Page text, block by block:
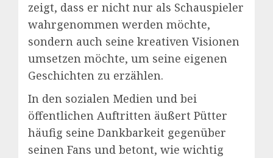
zeigt, dass er nicht nur als Schauspieler
wahrgenommen werden möchte,
sondern auch seine kreativen Visionen
umsetzen möchte, um seine eigenen
Geschichten zu erzählen.
In den sozialen Medien und bei
öffentlichen Auftritten äußert Pütter
häufig seine Dankbarkeit gegenüber
seinen Fans und betont, wie wichtig